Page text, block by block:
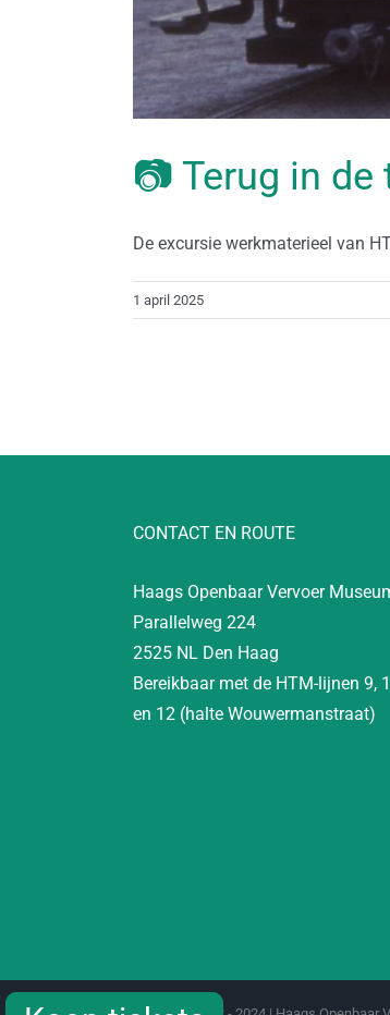
📷 Terug in
De excursie werkmaterieel van
1 april 2025
CONTACT EN ROUTE
Haags Openbaar Vervoer
Parallelweg 224
2525 NL Den Haag
Bereikbaar met de HTM-lijnen 9,
en 12 (halte Wouwermanstraat)